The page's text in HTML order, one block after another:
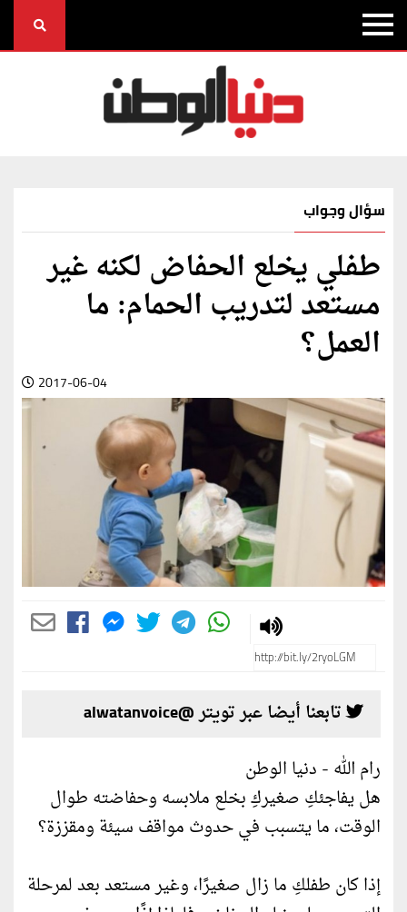
سؤال وجواب
طفلي يخلع الحفاض لكنه غير
مستعد لتدريب الحمام: ما
العمل؟
2017-06-04
تابعنا أيضا عبر تويتر @alwatanvoice
رام الله - دنيا الوطن
​هل يفاجئكِ صغيركِ بخلع ملابسه وحفاضته طوال
الوقت، ما يتسبب في حدوث مواقف سيئة ومقززة؟
إذا كان طفلكِ ما زال صغيرًا، وغير مستعد بعد لمرحلة